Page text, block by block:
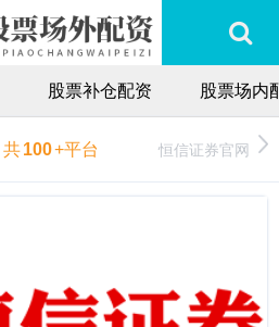
股票补仓配资 股票场内
共100+平台 恒信证券官网